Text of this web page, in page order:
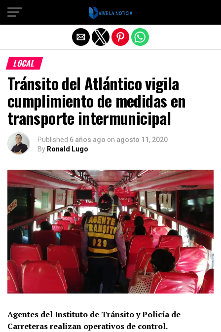
LOCAL
Tránsito del Atlántico vigila
cumplimiento de medidas en
transporte intermunicipal
Published 6 años ago on agosto 11, 2020
By Ronald Lugo
Agentes del Instituto de Tránsito y Policía de
Carreteras realizan operativos de control.
Salir de la versión móvil